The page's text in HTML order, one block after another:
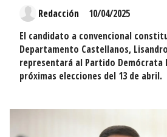
El candidato a convencional
Departamento Castellanos,
representará al Partido Demócrata
próximas elecciones del 13 de abril.
10/04/2025
Redacción